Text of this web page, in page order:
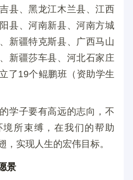
县、黑龙江木兰县、江西
县、河南新县、河南方城
新疆特克斯县、广西马山
新疆莎车县、河北石家庄
了19个鲲鹏班（资助学生
学子要有高远的志向，不
所束缚，在我们的帮助
，实现人生的宏伟目标。
景